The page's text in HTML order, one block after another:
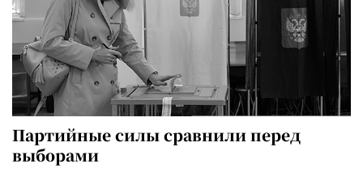
Партийные силы сравнили перед
выборами